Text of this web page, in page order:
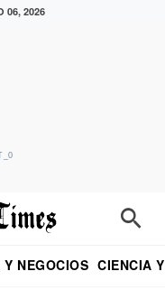
06, 2026
NEGOCIOS CIENCIA